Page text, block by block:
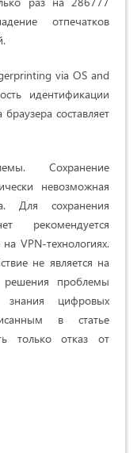
отпечатков
via OS and
идентификации
составляет
Сохранение
невозможная
Для сохранения
рекомендуется
VPN-технологиях.
не является на
проблемы
цифровых
в статье
только отказ от